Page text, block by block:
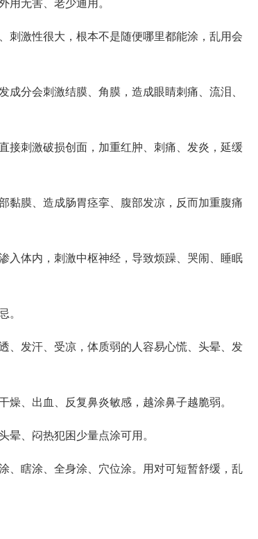
用无害、老少通用。
刺激性很大，根本不是随便哪里都能涂，乱用会
分会刺激结膜、角膜，造成眼睛刺痛、流泪、
接刺激破损创面，加重红肿、刺痛、发炎，延缓
黏膜、造成肠胃痉挛、腹部发凉，反而加重腹痛
入体内 ，刺激中枢神经，导致烦躁、哭闹、睡眠
。
、发汗、受凉，体质弱的人容易心慌、头晕、发
、出血、反复鼻炎敏感，越涂鼻子越脆弱。
晕、闷热犯困 少量点涂可用。
、瞎涂、全身涂、穴位涂。用对可短暂舒缓，乱